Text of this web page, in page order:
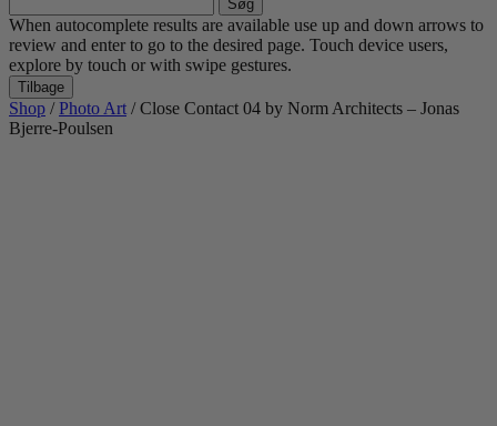
efter:
When autocomplete results are available use up and down arrows to
review and enter to go to the desired page. Touch device users,
explore by touch or with swipe gestures.
Tilbage
Shop /Photo Art / Close Contact 04 by Norm Architects – Jonas
Bjerre-Poulsen